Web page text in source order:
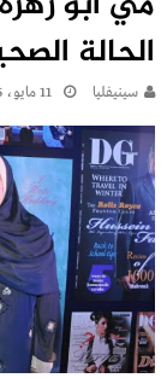
الحالة
سينيفليا 11 مايو، 2026